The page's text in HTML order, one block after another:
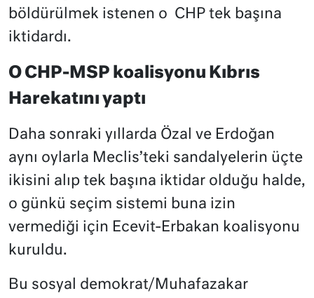
böldürülmek istenen o CHP tek başına
iktidardı.
O CHP-MSP koalisyonu Kıbrıs
Harekatını yaptı
Daha sonraki yıllarda Özal ve Erdoğan
aynı oylarla Meclis’teki sandalyelerin üçte
ikisini alıp tek başına iktidar olduğu halde,
o günkü seçim sistemi buna izin
vermediği için Ecevit-Erbakan koalisyonu
kuruldu.
Bu sosyal demokrat/Muhafazakar